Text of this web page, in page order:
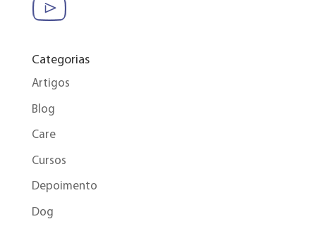
Categorias
Artigos
Blog
Care
Cursos
Depoimento
Dog